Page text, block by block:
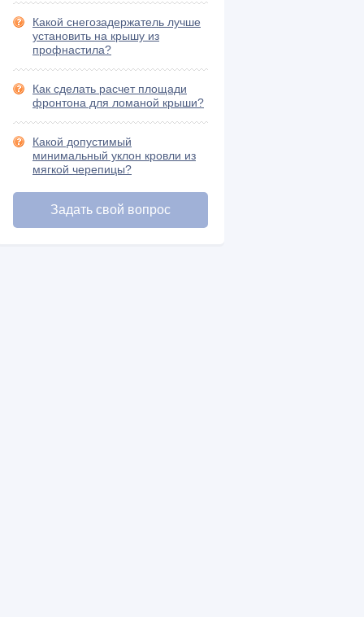
Шифер и его разновидности (15)
Какой снегозадержатель лучше
установить на крышу из
профнастила?
Как сделать расчет площади
фронтона для ломаной крыши?
Какой допустимый
минимальный уклон кровли из
мягкой черепицы?
Задать свой вопрос